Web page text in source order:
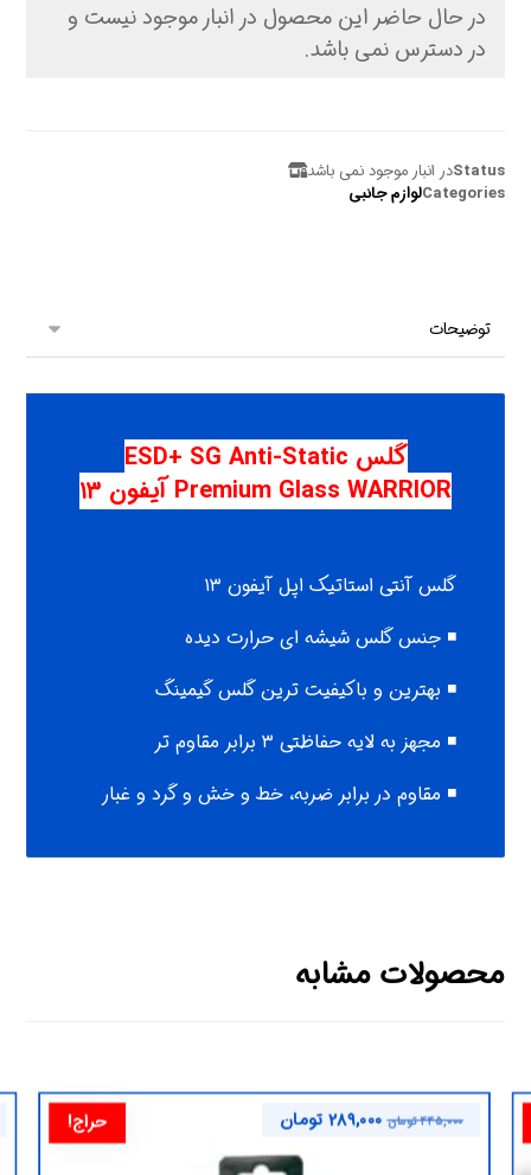
در حال حاضر این محصول در انبار موجود نیست و
در دسترس نمی باشد.
Statusدر انبار موجود نمی باشد
Categoriesلوازم جانبی
گلس ESD+ SG Anti-Static
Premium Glass WARRIOR آیفون ۱۳
گلس آنتی استاتیک اپل آیفون ۱۳
◾ جنس گلس شیشه ای حرارت دیده
◾ بهترین و باکیفیت ترین گلس گیمینگ
◾ مجهز به لایه حفاظتی ۳ برابر مقاوم تر
◾ مقاوم در برابر ضربه، خط و خش و گرد و غبار
محصولات مشابه
۴۴۵,۰۰۰تومان ۲۸۹,۰۰۰ تومان حراج!